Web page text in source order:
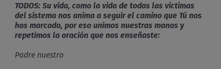
TODOS: Su vida, como la vida de todas las víctimas
del sistema nos anima a seguir el camino que Tú nos
has marcado, por eso unimos nuestras manos y
repetimos la oración que nos enseñaste:
Padre nuestro